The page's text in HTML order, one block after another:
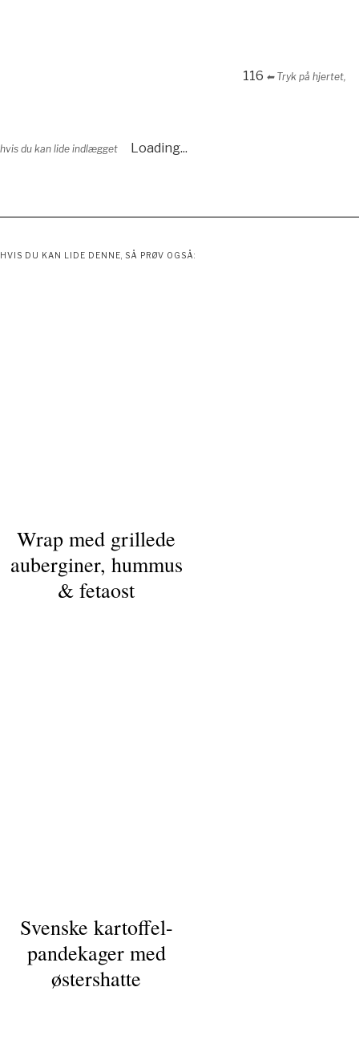
116 ⬅︎ Tryk på hjertet,
hvis du kan lide indlægget Loading...
HVIS DU KAN LIDE DENNE, SÅ PRØV OGSÅ:
Wrap med grillede
auberginer, hummus
& fetaost
Svenske kartoffel-
pandekager med
østershatte